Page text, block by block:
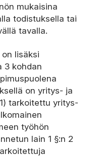
mukaisina
todistuksella tai
tavalla.
lisäksi
3 kohdan
on yritys- ja
tarkoitettu yritys-
työhön
lain 1 §:n 2